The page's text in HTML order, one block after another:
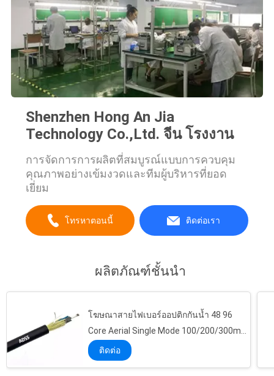
Shenzhen Hong An Jia
Technology Co.,Ltd. จีน โรงงาน
การจัดการการผลิตที่สมบูรณ์แบบการควบคุม
คุณภาพอย่างเข้มงวดและทีมผู้บริหารที่ยอด
เยี่ยม
โทรหาตอนนี้ ติดต่อเรา
ผลิตภัณฑ์ชั้นนำ
โฆษณาสายไฟเบอร์ออปติกกันน้ำ 48 96
Core Aerial Single Mode 100/200/300m
Spanติดต่อ